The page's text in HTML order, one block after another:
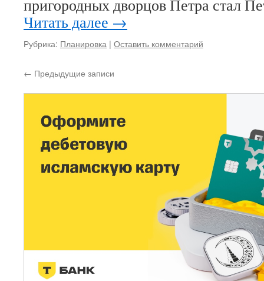
пригородных дворцов Петра
Читать далее →
Рубрика: Планировка | Оставить комментарий
← Предыдущие записи